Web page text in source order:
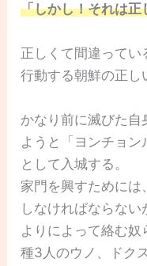
「しかし！それは正
正しくて間違ってい
行動する朝鮮の正し
かなり前に滅びた自
ようと「ヨンチョ
として入城する。
家門を興すために
しなければならない
よりによって絡む
種3人のウノ、ドク